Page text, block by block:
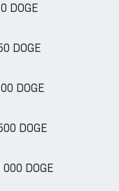
DOGE
DOGE
DOGE
DOGE
000 DOGE